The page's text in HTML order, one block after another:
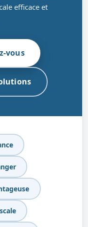
efficace et
vous